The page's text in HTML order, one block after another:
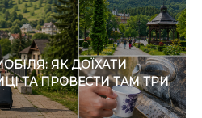
ЯК ДОЇХАТИ
ТА ПРОВЕСТИ ТАМ ТРИ